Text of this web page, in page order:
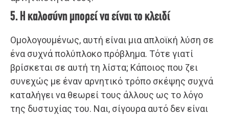
5. Η καλοσύνη μπορεί να είναι το κλειδί
Ομολογουμένως, αυτή είναι μια απλοϊκή λύση σε
ένα συχνά πολύπλοκο πρόβλημα. Τότε γιατί
βρίσκεται σε αυτή τη λίστα; Κάποιος που ζει
συνεχώς με έναν αρνητικό τρόπο σκέψης συχνά
καταλήγει να θεωρεί τους άλλους ως το λόγο
της δυστυχίας του. Ναι, σίγουρα αυτό δεν είναι